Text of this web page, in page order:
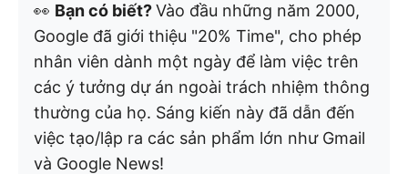
👀 Bạn có biết?Vào đầu những năm 2000,
Google đã giới thiệu "20% Time", cho phép
nhân viên dành một ngày để làm việc trên
các ý tưởng dự án ngoài trách nhiệm thông
thường của họ. Sáng kiến này đã dẫn đến
việc tạo/lập ra các sản phẩm lớn như Gmail
và Google News!